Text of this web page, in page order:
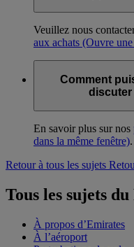
Veuillez nous
aux achats (Ouvre
Comment
discuter
En savoir plus sur nos
dans la même fenêtre).
Retour à tous les sujets
Tous les sujets
À propos d’Emirates
À l’aéroport